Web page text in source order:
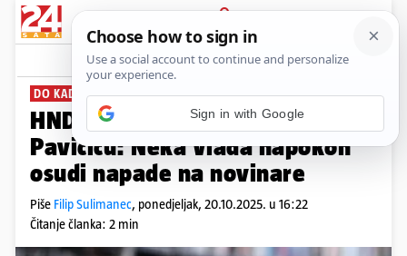
PRIJAVA
News Komentari
DO KADA?
HND o gnjusnoj prijetnji
Pavičiću: Neka Vlada napokon
osudi napade na novinare
Piše Filip Sulimanec, ponedjeljak, 20.10.2025. u 16:22
Čitanje članka: 2 min
Sign in with Google